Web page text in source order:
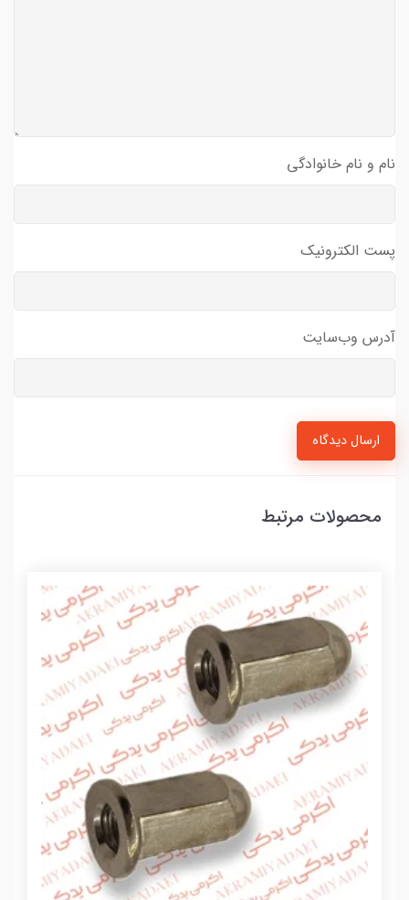
نام و نام خانوادگی
پست الکترونیک
آدرس وب‌سایت
ارسال دیدگاه
محصولات مرتبط